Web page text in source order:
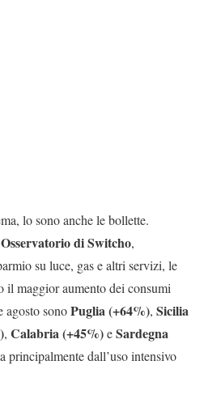
lo sono anche le bollette.
Osservatorio di Switcho,
su luce, gas e altri servizi, le
il maggior aumento dei consumi
agosto sonoPuglia (+64%), Sicilia
, Calabria (+45%)eSardegna
principalmente dall’uso intensivo